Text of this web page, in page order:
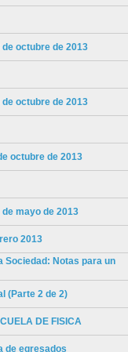
octubre de 2013
octubre de 2013
octubre de 2013
mayo de 2013
2013
Sociedad: Notas para un
(Parte 2 de 2)
DE FISICA
de egresados